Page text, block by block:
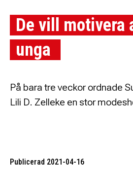
De vill motivera
unga
På bara tre veckor ordnade
Lili D. Zelleke en stor
Publicerad 2021-04-16